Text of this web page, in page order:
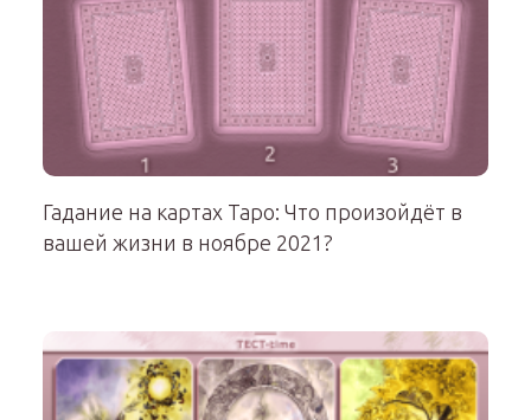
Гадание на картах Таро: Что произойдёт в
вашей жизни в ноябре 2021?